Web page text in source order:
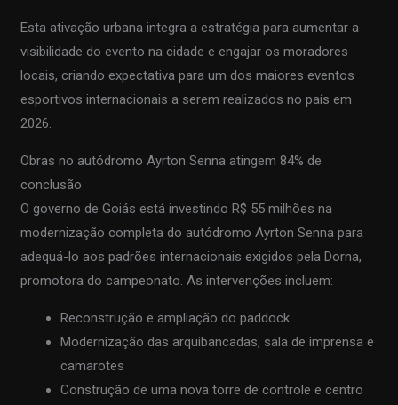
Esta ativação urbana integra a estratégia para aumentar a
visibilidade do evento na cidade e engajar os moradores
locais, criando expectativa para um dos maiores eventos
esportivos internacionais a serem realizados no país em
2026.
Obras no autódromo Ayrton Senna atingem 84% de
conclusão
O governo de Goiás está investindo R$ 55 milhões na
modernização completa do autódromo Ayrton Senna para
adequá-lo aos padrões internacionais exigidos pela Dorna,
promotora do campeonato. As intervenções incluem:
Reconstrução e ampliação do paddock
Modernização das arquibancadas, sala de imprensa e
camarotes
Construção de uma nova torre de controle e centro